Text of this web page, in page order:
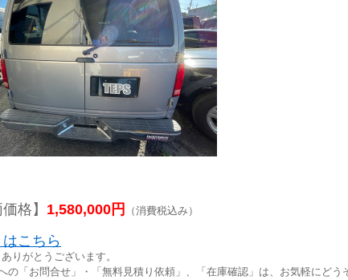
格】 1,580,000円 （消費税込み）
こちら
りがとうございます。
の「お問合せ」・「無料見積り依頼」、「在庫確認」は、お気軽にどう